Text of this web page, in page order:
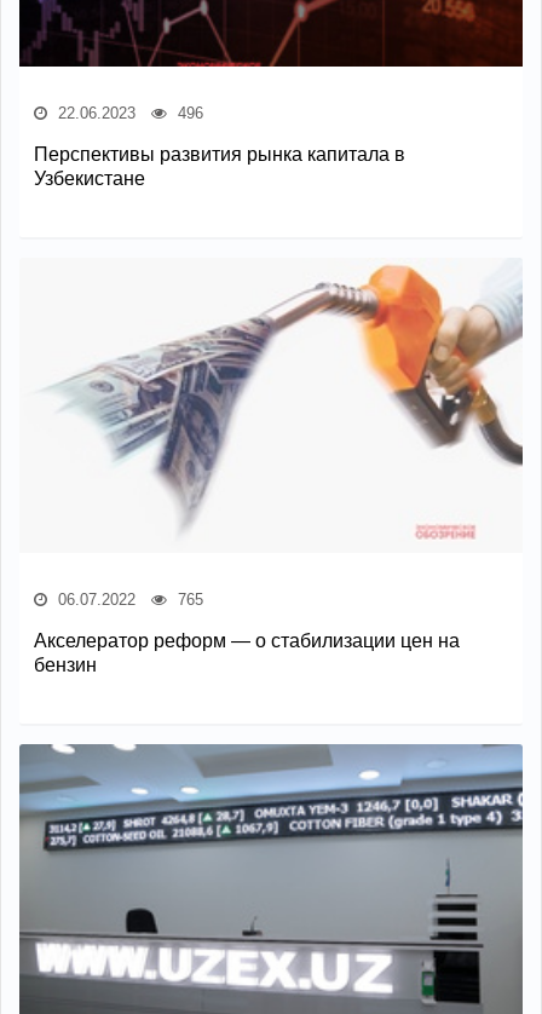
22.06.2023 496
Перспективы развития рынка капитала в
Узбекистане
06.07.2022 765
Акселератор реформ — о стабилизации цен на
бензин